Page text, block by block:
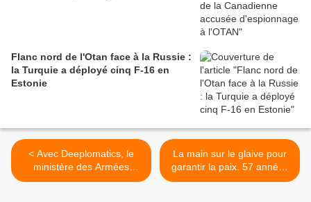
Flanc nord de l'Otan face à la Russie :
la Turquie a déployé cinq F-16 en
Estonie
< Avec Deeplomatics, le
ministère des Armées
ajoute une autre corde à
La main sur le glaive pour
garantir la paix. 57 années
d'alerte nucléaire dans les